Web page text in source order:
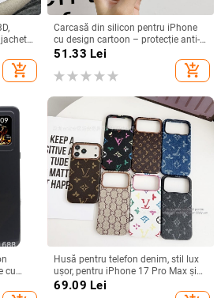
add_shopping_cart
Carcasă din silicon pentru iPhone
cu design cartoon – protecție anti-
cădere, finisaj mat, compatibilă cu
(Pro/Max)
51.33 Lei
add_shopping_cart
cu
Husă pentru telefon denim, stil lux
ușor, pentru iPhone 17 Pro Max și
iPhone 16, cu acoperire totală
69.09 Lei